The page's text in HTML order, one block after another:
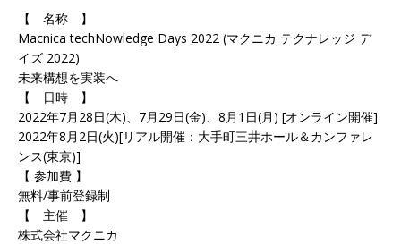
【 名称 】
Macnica techNowledge Days 2022 (マクニカ テクナレッジ デ
イズ 2022)
未来構想を実装へ
【 日時 】
2022年7月28日(木)、7月29日(金)、8月1日(月) [オンライン開催]
2022年8月2日(火)[リアル開催：大手町三井ホール＆カンファレ
ンス(東京)]
【 参加費 】
無料/事前登録制
【 主催 】
株式会社マクニカ